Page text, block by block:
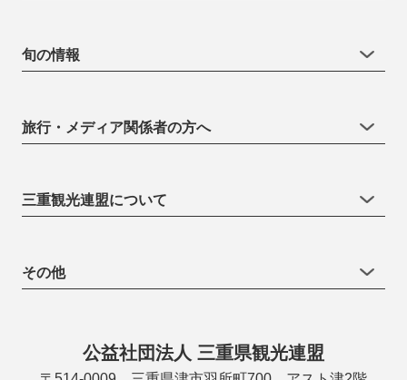
旬の情報
旅行・メディア関係者の方へ
三重観光連盟について
その他
公益社団法人 三重県観光連盟